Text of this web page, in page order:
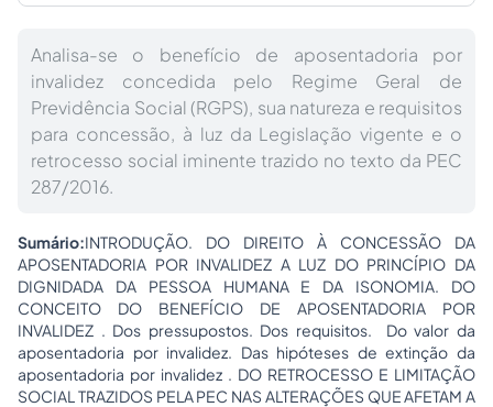
Analisa-se o benefício de aposentadoria por
invalidez concedida pelo Regime Geral de
Previdência Social (RGPS), sua natureza e requisitos
para concessão, à luz da Legislação vigente e o
retrocesso social iminente trazido no texto da PEC
287/2016.
Sumário:INTRODUÇÃO. DO DIREITO À CONCESSÃO DA
APOSENTADORIA POR INVALIDEZ A LUZ DO PRINCÍPIO DA
DIGNIDADA DA PESSOA HUMANA E DA ISONOMIA. DO
CONCEITO DO BENEFÍCIO DE APOSENTADORIA POR
INVALIDEZ . Dos pressupostos. Dos requisitos. Do valor da
aposentadoria por invalidez. Das hipóteses de extinção da
aposentadoria por invalidez . DO RETROCESSO E LIMITAÇÃO
SOCIAL TRAZIDOS PELA PEC NAS ALTERAÇÕES QUE AFETAM A